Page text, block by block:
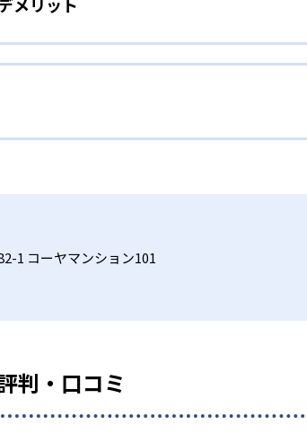
、スモールステップで進んでいけるよう工
ル
何曜日にでも週2回受講できる。そのため、
オンライン受講と通室を組み合わせること
かる楽しさを経験しながら無理なく力を高め
つ苦手意識を克服できるだろう。
い生徒向け
可能だ。
中力や目標に向かって頑張りやり抜く力を
語の3教科に限られるため、その他の教科に
ない。志望校への実績があるかどうかは、
1 コーヤマンション101
判・口コミ